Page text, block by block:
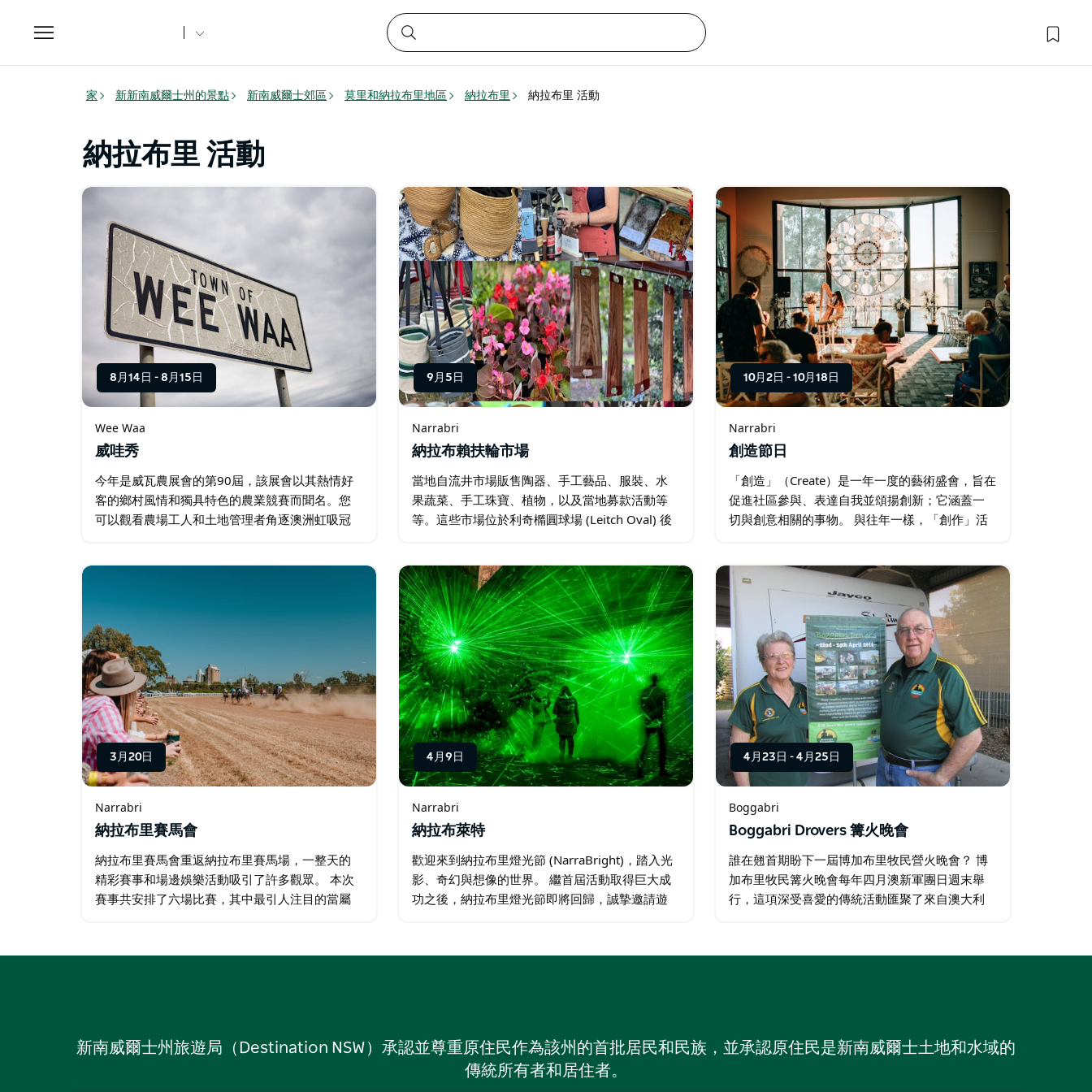
Toggle
navigation
家 新新南威爾士州的景點 新南威爾士郊區 莫里和納拉布里地區 納拉布里 納拉布里 活動
納拉布里 活動
8月14日 - 8月15日
Wee Waa
威哇秀
今年是威瓦農展會的第90屆，該展會以其熱情好
客的鄉村風情和獨具特色的農業競賽而聞名。您
可以觀看農場工人和土地管理者角逐澳洲虹吸冠
9月5日
Narrabri
納拉布賴扶輪市場
當地自流井市場販售陶器、手工藝品、服裝、水
果蔬菜、手工珠寶、植物，以及當地募款活動等
等。這些市場位於利奇橢圓球場 (Leitch Oval) 後
10月2日 - 10月18日
Narrabri
創造節日
「創造」（Create）是一年一度的藝術盛會，旨在
促進社區參與、表達自我並頌揚創新；它涵蓋一
切與創意相關的事物。 與往年一樣，「創作」活
秀和音樂表演。 …
3月20日
Narrabri
納拉布里賽馬會
納拉布里賽馬會重返納拉布里賽馬場，一整天的
精彩賽事和場邊娛樂活動吸引了許多觀眾。 本次
賽事共安排了六場比賽，其中最引人注目的當屬
澳洲其他賽馬場的現場賽事。…
4月9日
Narrabri
納拉布萊特
歡迎來到納拉布里燈光節 (NarraBright)，踏入光
影、奇幻與想像的世界。 繼首屆活動取得巨大成
功之後，納拉布里燈光節即將回歸，誠摯邀請遊
4月23日 - 4月25日
Boggabri
Boggabri Drovers 篝火晚會
誰在翹首期盼下一屆博加布里牧民營火晚會？ 博
加布里牧民篝火晚會每年四月澳新軍團日週末舉
行，這項深受喜愛的傳統活動匯聚了來自澳大利
意的鄉村週末。…
新南威爾士州旅遊局（Destination NSW）承認並尊重原住民作為該州的首批居民和民族，並承認原住民是新南威爾士土地和水域的
傳統所有者和居住者。